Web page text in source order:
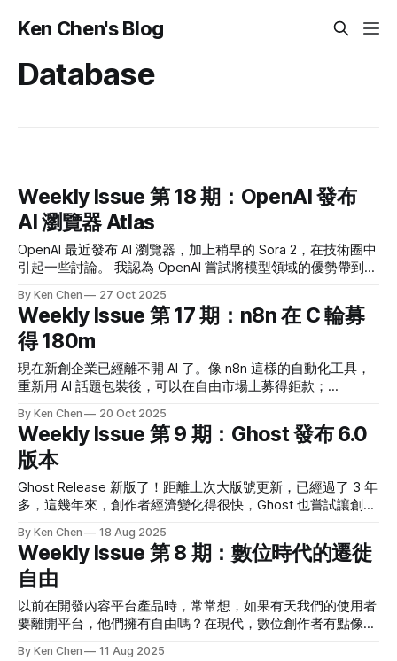
Ken Chen's Blog
Database
Weekly Issue 第 18 期：OpenAI 發布
AI 瀏覽器 Atlas
OpenAI 最近發布 AI 瀏覽器，加上稍早的 Sora 2，在技術圈中
引起一些討論。 我認為 OpenAI 嘗試將模型領域的優勢帶到應
（雖然現在沒人會把 OpenAI 當成研究單位了）。 🗞️ 熱門新
聞 Dane Stuckey (OpenAI CISO) on prompt injection risks for
ChatGPT Atlas Simon Willison 聊了他對 OpenAI Altas 的看
在，而且還沒有好解法；2) OpenAI 設計了登出模式與監視模
式，讓使用者更容易意識到安全性。 在我看來第二點很重
要，好設計應該要避免使用者犯錯，如果 AI 瀏覽器可以在登
出狀態下執行，能避免掉很多麻煩的狀況，當然這意味著沒辦
法自動購物。
By Ken Chen 27 Oct 2025
Weekly Issue 第 17 期：n8n 在 C 輪募
得 180m
現在新創企業已經離不開 AI 了。像 n8n 這樣的自動化工具，
重新用 AI 話題包裝後，可以在自由市場上募得鉅款；
AI 讓生活變得更方便，我剛到新國家，對任何事情都不熟時，
AI 給了我很多幫助。但市場的話題像一場無差別的風暴，每個
公司都面對一支麥克風，麥克風傳出的經 AI 編輯過的聲音。
orchestration n8n C 輪募了 180M 美元，沒想到它可以這麼值
錢。 基於 zapier 只有 5B 的估值，
By Ken Chen 20 Oct 2025
Weekly Issue 第 9 期：Ghost 發布 6.0
版本
Ghost Release 新版了！距離上次大版號更新，已經過了 3 年
多，這幾年來，創作者經濟變化得很快，Ghost 也嘗試讓創作
來後才會更新。很期待他們下一步會是什麼。 🗞️ 熱門新聞
Ghost 6.0 Ghost Release 6.0。 兩個重量級更新：支援
ActivityPub，讓 Ghost 可以 Leverage 社群媒體分發渠道；以
的功能，Great Work。 常說經營內容的痛點在，不知道如何
發佈內容，不知道訪客從哪來。當然這都可以用工具協助，例
如設定 GA、或者使用 Postiz 等來經營社群，可是我覺得一個
By Ken Chen 18 Aug 2025
Weekly Issue 第 8 期：數位時代的遷徙
自由
以前在開發內容平台產品時，常常想，如果有天我們的使用者
要離開平台，他們擁有自由嗎？在現代，數位創作者有點像是
By Ken Chen 11 Aug 2025